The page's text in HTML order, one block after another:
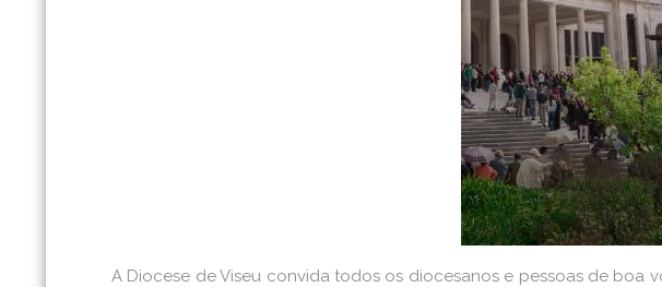
A Diocese de Viseu convida todos os diocesanos e pessoas de